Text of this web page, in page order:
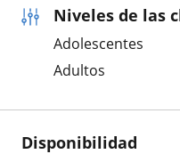
Niveles de las
Adolescentes
Adultos
Disponibilidad